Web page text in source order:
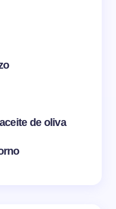
de oliva